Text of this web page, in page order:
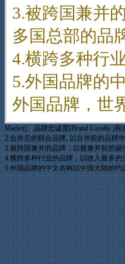
3.被跨国兼并
多国总部的品
4.横跨多种行
5.外国品牌的
外国品牌，世
Market)、品牌忠诚度(Brand Loyalty )和
2.合并后的联合品牌, 以合并前的品牌
3.被跨国兼并的品牌，以被兼并前的
4.横跨多种行业的品牌，以收入最多的
5.外国品牌的中文名称以中国大陆的